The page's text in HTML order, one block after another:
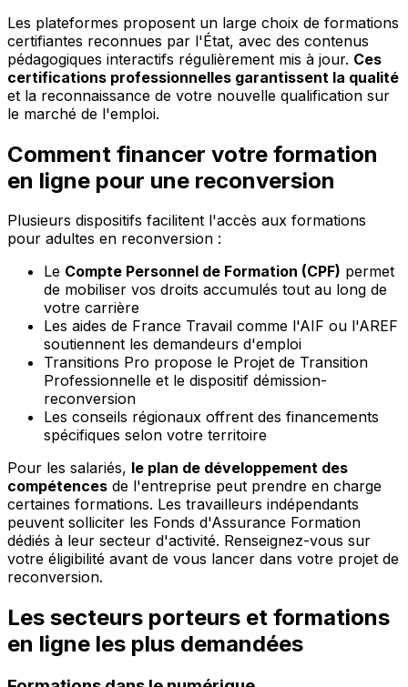
Les plateformes proposent un large choix de formations
certifiantes reconnues par l'État, avec des contenus
pédagogiques interactifs régulièrement mis à jour. Ces
certifications professionnelles garantissent la qualité
et la reconnaissance de votre nouvelle qualification sur
le marché de l'emploi.
Comment financer votre formation
en ligne pour une reconversion
Plusieurs dispositifs facilitent l'accès aux formations
pour adultes en reconversion :
Le Compte Personnel de Formation (CPF) permet
de mobiliser vos droits accumulés tout au long de
votre carrière
Les aides de France Travail comme l'AIF ou l'AREF
soutiennent les demandeurs d'emploi
Transitions Pro propose le Projet de Transition
Professionnelle et le dispositif démission-
reconversion
Les conseils régionaux offrent des financements
spécifiques selon votre territoire
Pour les salariés, le plan de développement des
compétences de l'entreprise peut prendre en charge
certaines formations. Les travailleurs indépendants
peuvent solliciter les Fonds d'Assurance Formation
dédiés à leur secteur d'activité. Renseignez-vous sur
votre éligibilité avant de vous lancer dans votre projet de
reconversion.
Les secteurs porteurs et formations
en ligne les plus demandées